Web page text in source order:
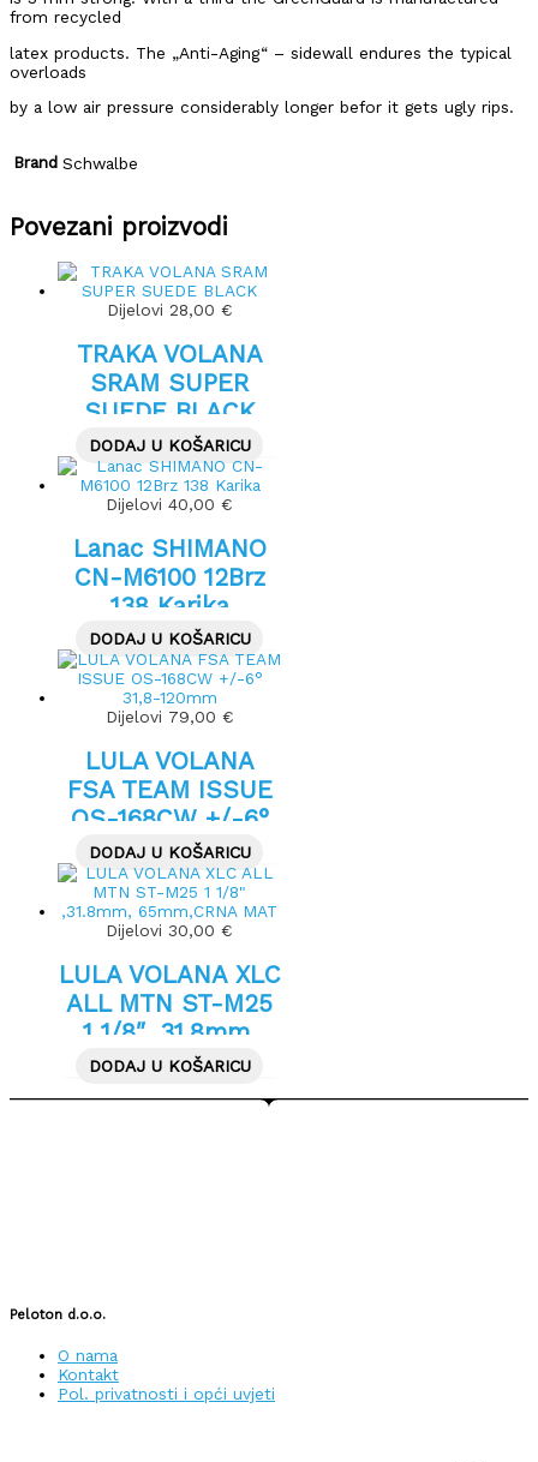
from recycled
latex products. The „Anti-Aging“ – sidewall endures the typical
overloads
by a low air pressure considerably longer befor it gets ugly rips.
Brand Schwalbe
Povezani proizvodi
Dijelovi 28,00 €
TRAKA VOLANA
SRAM SUPER
SUEDE BLACK
DODAJ U KOŠARICU
Dijelovi 40,00 €
Lanac SHIMANO
CN-M6100 12Brz
138 Karika
DODAJ U KOŠARICU
Dijelovi 79,00 €
LULA VOLANA
FSA TEAM ISSUE
OS-168CW +/-6°
31,8-120mm
DODAJ U KOŠARICU
Dijelovi 30,00 €
LULA VOLANA XLC
ALL MTN ST-M25
1 1/8″ ,31.8mm,
65mm,CRNA MAT
DODAJ U KOŠARICU
Peloton d.o.o.
O nama
Kontakt
Pol. privatnosti i opći uvjeti